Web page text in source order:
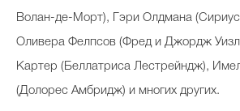
Волан-де-Морт), Гэри Олдмана
Оливера Фелпсов (Фред и Джордж
Картер (Беллатриса Лестрейндж),
(Долорес Амбридж) и многих других.